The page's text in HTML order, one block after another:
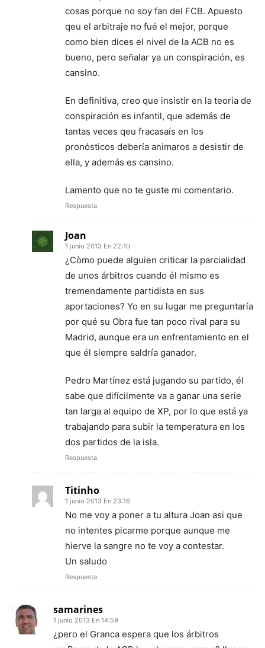
cosas porque no soy fan del FCB. Apuesto
qeu el arbitraje no fué el mejor, porque
como bien dices el nivel de la ACB no es
bueno, pero señalar ya un conspiración, es
cansino.
En definitiva, creo que insistir en la teoría de
conspiración es infantil, que además de
tantas veces qeu fracasaís en los
pronósticos debería animaros a desistir de
ella, y además es cansino.
Lamento que no te guste mi comentario.
Respuesta
Joan
1 junio 2013 En 22:10
¿Còmo puede alguien criticar la parcialidad
de unos árbitros cuando él mismo es
tremendamente partidista en sus
aportaciones? Yo en su lugar me preguntaría
por qué su Obra fue tan poco rival para su
Madrid, aunque era un enfrentamiento en el
que él siempre saldría ganador.
Pedro Martínez está jugando su partido, él
sabe que difícilmente va a ganar una serie
tan larga al equipo de XP, por lo que está ya
trabajando para subir la temperatura en los
dos partidos de la isla.
Respuesta
Titinho
1 junio 2013 En 23:16
No me voy a poner a tu altura Joan asi que
no intentes picarme porque aunque me
hierve la sangre no te voy a contestar.
Un saludo
Respuesta
samarines
1 junio 2013 En 14:59
¿pero el Granca espera que los árbitros